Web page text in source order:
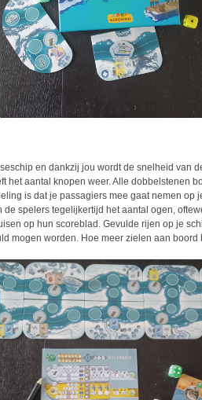
en dankzij jou wordt de snelheid van
het aantal knopen weer. Alle dobbelstenen
is dat je passagiers mee gaat nemen op
de spelers tegelijkertijd het aantal ogen,
op hun scoreblad. Gevulde rijen op je
mogen worden. Hoe meer zielen aan boord